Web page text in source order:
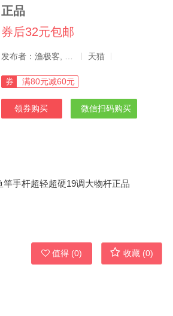
正品
券后32元包邮
天猫
券 满80元减60元
领券购买 微信扫码购买
值得 (0) 收藏 (0)